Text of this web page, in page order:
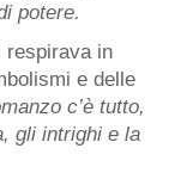
potere.
respirava in
e delle
c’è tutto,
gli intrighi e la